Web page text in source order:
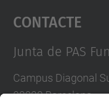
powered
Contacte
Junta de PAS
Campus Diagonal
08028 Barcelona